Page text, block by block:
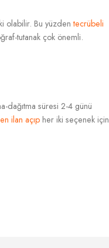
olabilir. Bu yüzdentecrübeli
tutanak çok önemli.
dağıtma süresi 2-4 günü
ilan açıp her iki seçenek için